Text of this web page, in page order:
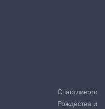
Счастливого
Рождества и